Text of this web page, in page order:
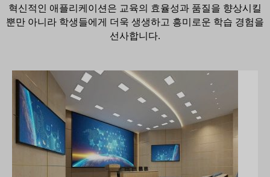
혁신적인 애플리케이션은 교육의 효율성과 품질을 향상시킬
뿐만 아니라 학생들에게 더욱 생생하고 흥미로운 학습 경험을
선사합니다.